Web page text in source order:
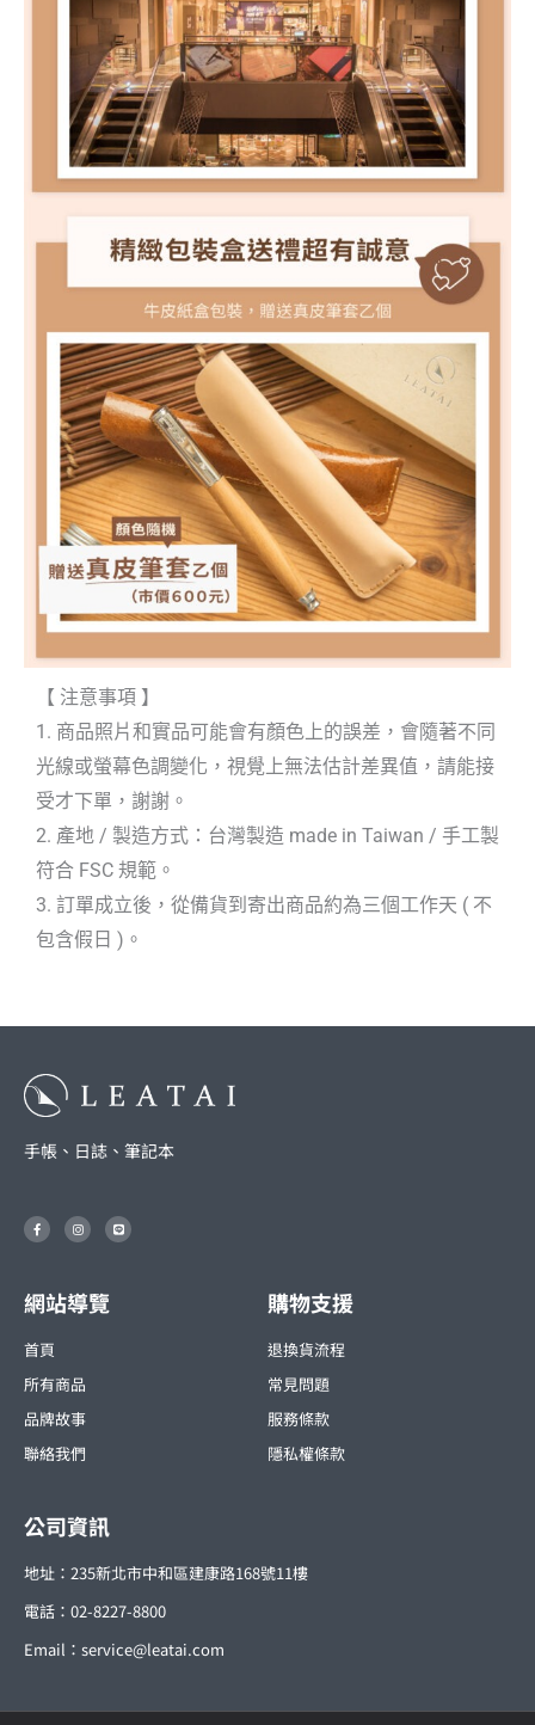
【 注意事項 】
1. 商品照片和實品可能會有顏色上的誤差，會隨著不同
光線或螢幕色調變化，視覺上無法估計差異值，請能接
受才下單，謝謝。
2. 產地 / 製造方式：台灣製造 made in Taiwan / 手工製
符合 FSC 規範。
3. 訂單成立後，從備貨到寄出商品約為三個工作天 ( 不
包含假日 )。
手帳、日誌、筆記本
F
a
c
k
-
I
n
s
r
a
m
L
i
n
網站導覽
首頁
所有商品
品牌故事
聯絡我們
購物支援
退換貨流程
常見問題
服務條款
隱私權條款
公司資訊
地址：235新北市中和區建康路168號11樓
電話：02-8227-8800
Email： service@leatai.com